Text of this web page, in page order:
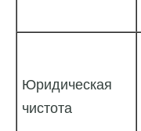
Юридическая
чистота